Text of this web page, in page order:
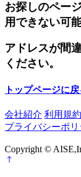
お探しのペー
用できない可
アドレスが間
ください。
トップページに戻
会社紹介 利用規約
プライバシーポリ
Copyright ©